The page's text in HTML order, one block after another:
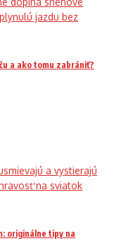
a ako tomu zabrániť?
originálne tipy na